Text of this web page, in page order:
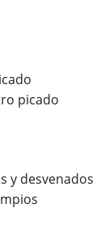
picado
y desvenados